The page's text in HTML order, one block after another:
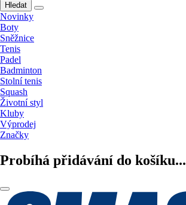
Hledat
Novinky
Boty
Sněžnice
Tenis
Padel
Badminton
Stolní tenis
Squash
Životní styl
Kluby
Výprodej
Značky
Probíhá přidávání do košíku...